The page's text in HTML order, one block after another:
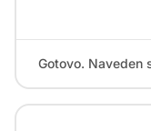
Gotovo. Naveden